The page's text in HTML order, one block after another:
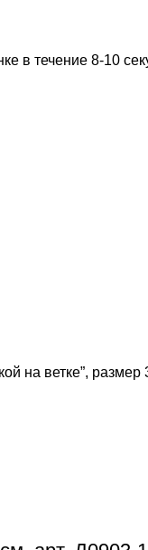
в течение 8-10
на ветке”, размер